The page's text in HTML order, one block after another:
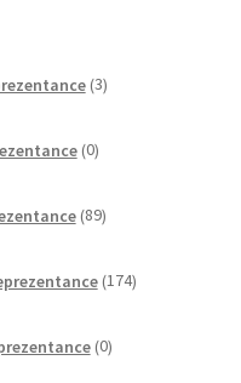
3izdelki
0izdelkov
89izdelkov
174izdelkov
0izdelkov